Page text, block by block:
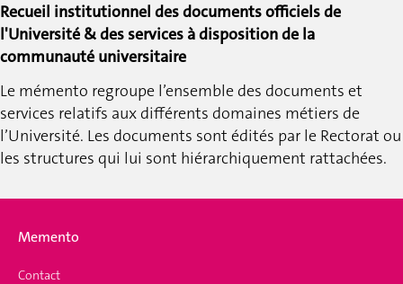
Recueil institutionnel des documents officiels de
l'Université & des services à disposition de la
communauté universitaire
Le mémento regroupe l’ensemble des documents et
services relatifs aux différents domaines métiers de
l’Université. Les documents sont édités par le Rectorat ou
les structures qui lui sont hiérarchiquement rattachées.
Memento
Contact